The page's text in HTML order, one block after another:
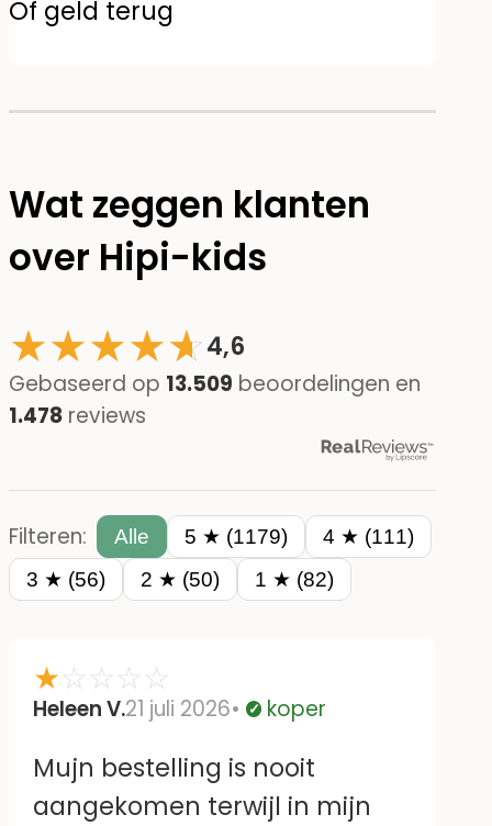
Of geld terug
Wat zeggen klanten
over Hipi-kids
★★★★☆
★4,6
Gebaseerd op 13.509 beoordelingen en
1.478 reviews
Filteren: Alle 5 ★ (1179)
4 ★ (111)
3 ★ (56)
2 ★ (50) 1 ★ (82)
★☆☆☆☆
Heleen V.21 juli 2026 Geverifieerd
koper
Mujn bestelling is nooit
aangekomen terwijl in mijn